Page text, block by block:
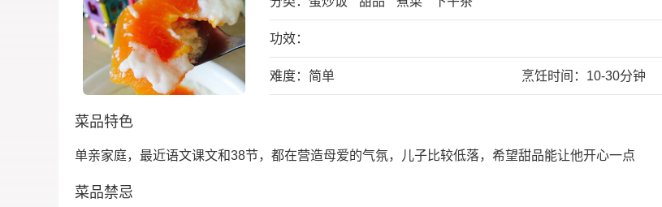
功效：
难度：简单 烹饪时间：10-30分钟
菜品特色
单亲家庭，最近语文课文和38节，都在营造母爱的气氛，儿子比较低落，希望甜品能让他开心一点
菜品禁忌